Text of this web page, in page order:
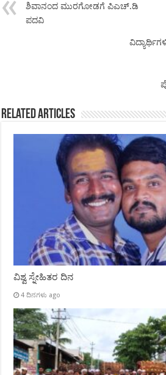
ಶಿವಾನಂದ ಮುರಗೋಡಗೆ ಪಿಎಚ್.ಡಿ
ಪದವಿ
Related Articles
ವಿಶ್ವ ಸ್ನೇಹಿತರ ದಿನ
4 ದಿನಗಳು ago